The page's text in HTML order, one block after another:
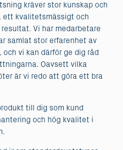
kräver stor kunskap och
ett kvalitetsmässigt och
Vi har medarbetare
samlat stor erfarenhet av
vi kan därför ge dig råd
Oavsett vilka
är vi redo att göra ett bra
till dig som kund
och hög kvalitet i